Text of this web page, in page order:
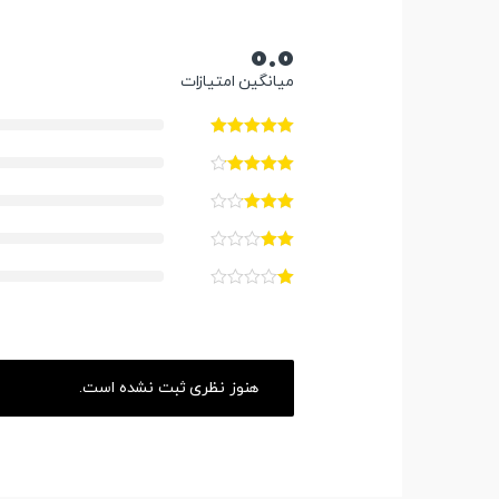
0.0
میانگین امتیازات
هنوز نظری ثبت نشده است.